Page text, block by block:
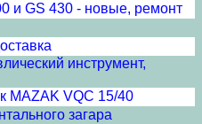
и GS 430 - новые, ремонт
инструмент,
MAZAK VQC 15/40
загара